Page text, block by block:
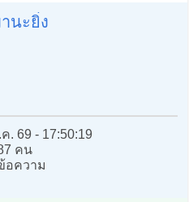
นะยิ่ง
. 69 - 17:50:19
คน
อความ